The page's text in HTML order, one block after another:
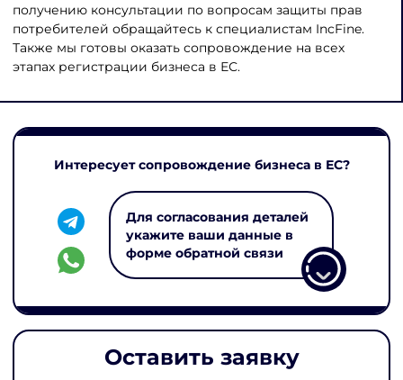
получению консультации по вопросам защиты прав
потребителей обращайтесь к специалистам IncFine.
Также мы готовы оказать сопровождение на всех
этапах регистрации бизнеса в ЕС.
Интересует сопровождение бизнеса в ЕС?
Для согласования деталей
укажите ваши данные в
форме обратной связи
Оставить заявку